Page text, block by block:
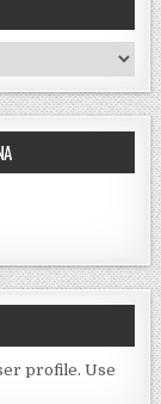
profile. Use